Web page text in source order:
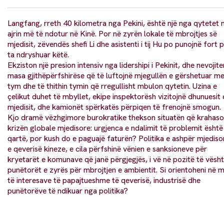
Langfang, rreth 40 kilometra nga Pekini, është një nga qytetet
ajrin më të ndotur në Kinë. Por në zyrën lokale të mbrojtjes së
mjedisit, zëvendës shefi Li dhe asistenti i tij Hu po punojnë fort
ta ndryshuar këtë.
Ekziston një presion intensiv nga lidershipi i Pekinit, dhe
masa gjithëpërfshirëse që të luftojnë mjegullën e gërshetuar me
tym dhe të thithin tymin që rregullisht mbulon qytetin. Uzina e
çelikut duhet të mbyllet, ekipe inspektorësh vizitojnë dhunuesit
mjedisit, dhe kamionët spërkatës përpiqen të frenojnë smogun.
Kjo dramë vëzhgimore burokratike thekson situatën që
krizën globale mjedisore: urgjenca e ndalimit të problemit
qartë, por kush do e paguajë faturën? Politika e ashpër
e qeverisë kineze, e cila përfshinë vënien e sanksioneve për
kryetarët e komunave që janë përgjegjës, i vë në pozitë të
punëtorët e zyrës për mbrojtjen e ambientit. Si orientoheni në
të interesave të papajtueshme të qeverisë, industrisë dhe
punëtorëve të ndikuar nga politika?